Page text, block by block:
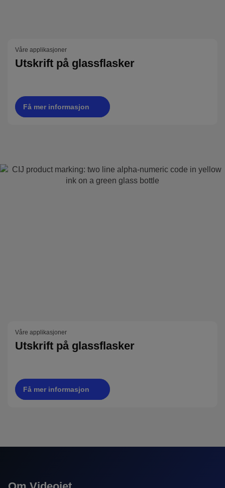
Våre applikasjoner
Utskrift på glassflasker
Få mer informasjon
Våre applikasjoner
Utskrift på glassflasker
Få mer informasjon